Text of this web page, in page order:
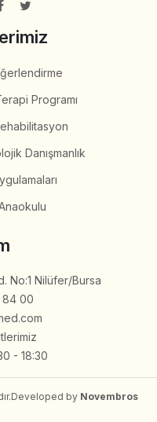
Programı
Danışmanlık
No:1 Nilüfer/Bursa
84 00
- 18:30
Developed by Novembros